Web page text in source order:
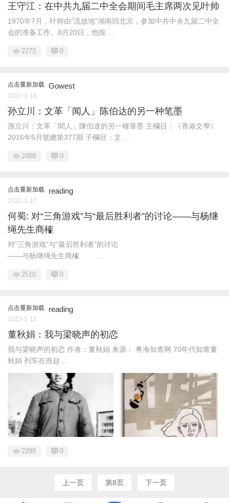
王守江：在中共九届二中全会期间毛主席两次见叶帅
1970年7月，叶帅由“流放地”湖南回北京，参加中共中央九届二中全
会的准备工作。8月20日，他按 ...
2273 0
点击重新加载 Gowest
2022-1-18
孙立川：文革「闻人」陈伯达的另一种笔墨
孫立川：文革「聞人」陳伯達的另一種筆墨 主欄目：《香港文學》
2016年5月號總第377期 子欄目：文 ...
2488 0
点击重新加载 reading
2022-1-17
何蜀: 对“三角游戏”与“最后胜利者”的讨论——与杨继
绳先生商榷
对“三角游戏”与“最后胜利者”的讨论
——与杨继绳先生商榷 ...
2510 0
点击重新加载 reading
2022-1-12
董秋娟：我与梁晓声的初恋
我与梁晓声的初恋 作者：董秋娟 来源： 粤海知青网 70年代知青董
秋娟 列车在燕赵 ...
2298 0
上一页 第8页 下一页